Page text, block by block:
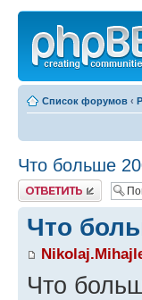
Список форумов ‹
Что больше
Ответить
Что
Что